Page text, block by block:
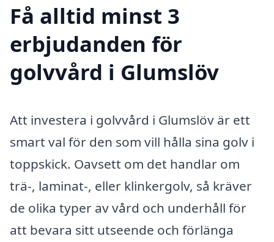
Få alltid minst 3
erbjudanden för
golvvård i Glumslöv
Att investera i golvvård i Glumslöv är ett
smart val för den som vill hålla sina golv i
toppskick. Oavsett om det handlar om
trä-, laminat-, eller klinkergolv, så kräver
de olika typer av vård och underhåll för
att bevara sitt utseende och förlänga